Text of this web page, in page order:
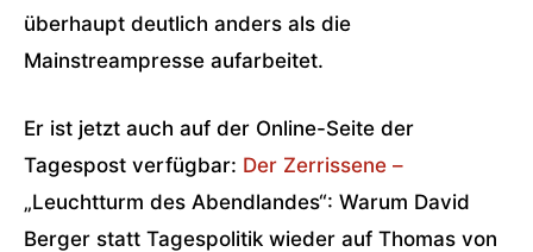
überhaupt deutlich anders als die
Mainstreampresse aufarbeitet.
Er ist jetzt auch auf der Online-Seite der
Tagespost verfügbar: Der Zerrissene –
„Leuchtturm des Abendlandes“: Warum David
Berger statt Tagespolitik wieder auf Thomas von